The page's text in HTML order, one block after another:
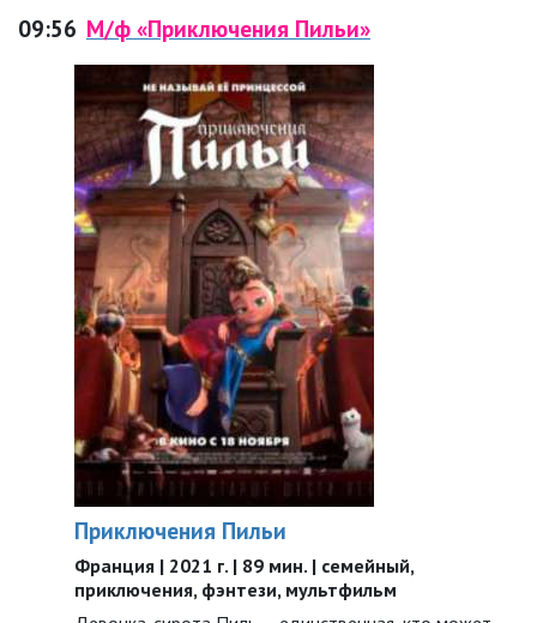
09:56 М/ф «Приключения Пильи»
Приключения Пильи
Франция | 2021 г. | 89 мин. | семейный,
приключения, фэнтези, мультфильм